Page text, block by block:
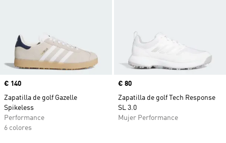
Precio
€ 140
Zapatilla de golf Gazelle
Spikeless
Performance
6 colores
Precio
€ 80
Zapatilla de golf Tech Response
SL 3.0
Mujer Performance